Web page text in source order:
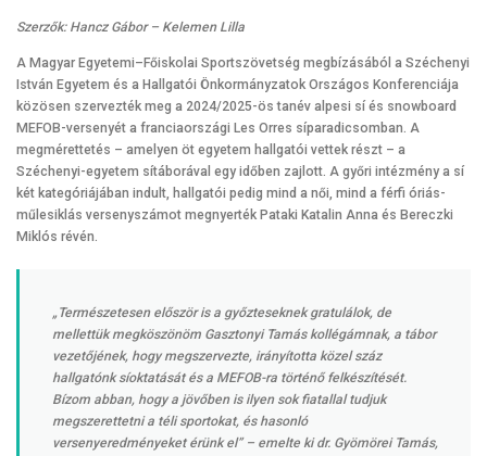
Szerzők: Hancz Gábor – Kelemen Lilla
A Magyar Egyetemi–Főiskolai Sportszövetség megbízásából a Széchenyi
István Egyetem és a Hallgatói Önkormányzatok Országos Konferenciája
közösen szervezték meg a 2024/2025-ös tanév alpesi sí és snowboard
MEFOB-versenyét a franciaországi Les Orres síparadicsomban. A
megmérettetés – amelyen öt egyetem hallgatói vettek részt – a
Széchenyi-egyetem sítáborával egy időben zajlott. A győri intézmény a sí
két kategóriájában indult, hallgatói pedig mind a női, mind a férfi óriás-
műlesiklás versenyszámot megnyerték Pataki Katalin Anna és Bereczki
Miklós révén.
„Természetesen először is a győzteseknek gratulálok, de
mellettük megköszönöm Gasztonyi Tamás kollégámnak, a tábor
vezetőjének, hogy megszervezte, irányította közel száz
hallgatónk síoktatását és a MEFOB-ra történő felkészítését.
Bízom abban, hogy a jövőben is ilyen sok fiatallal tudjuk
megszerettetni a téli sportokat, és hasonló
versenyeredményeket érünk el”– emelte ki dr. Gyömörei Tamás,